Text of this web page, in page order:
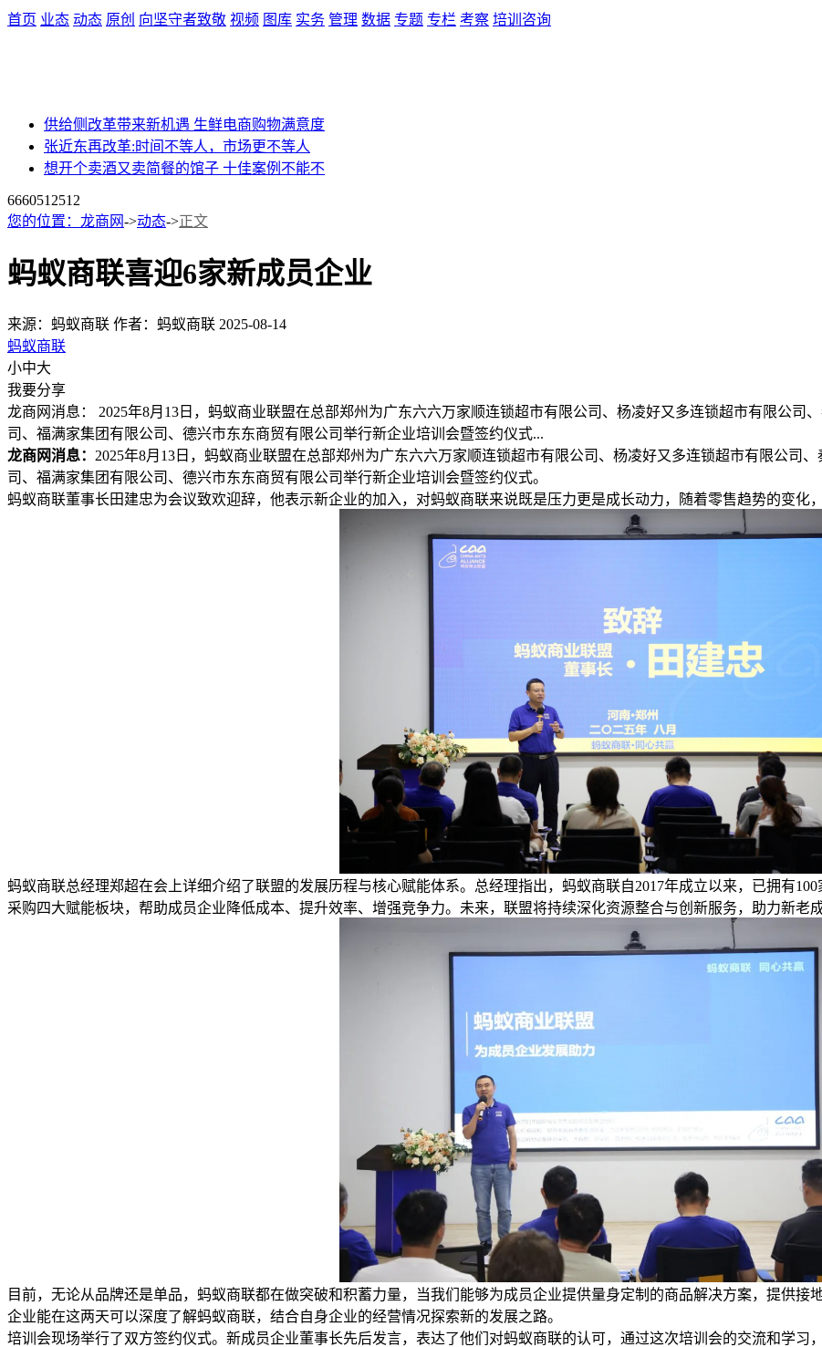
首页 业态 动态 原创 向坚守者致敬 视频 图库 实务 管理 数据 专题 专栏 考察 培训咨询
供给侧改革带来新机遇 生鲜电商购物满意度
张近东再改革:时间不等人，市场更不等人
想开个卖酒又卖简餐的馆子 十佳案例不能不
6660512512
您的位置： 龙商网->动态->正文
蚂蚁商联喜迎6家新成员企业
来源：蚂蚁商联 作者：蚂蚁商联 2025-08-14
蚂蚁商联
小中大
我要分享
龙商网消息： 2025年8月13日，蚂蚁商业联盟在总部郑州为广东六六万家顺连锁超市有限公司、杨凌好又多连锁超市有限公司
司、福满家集团有限公司、德兴市东东商贸有限公司举行新企业培训会暨签约仪式...
龙商网消息： 2025年8月13日，蚂蚁商业联盟在总部郑州为广东六六万家顺连锁超市有限公司、杨凌好又多连锁超市有限公司
司、福满家集团有限公司、德兴市东东商贸有限公司举行新企业培训会暨签约仪式。
蚂蚁商联董事长田建忠为会议致欢迎辞，他表示新企业的加入，对蚂蚁商联来说既是压力更是成长动力，随着零售趋势的变化
蚂蚁商联总经理郑超在会上详细介绍了联盟的发展历程与核心赋能体系。总经理指出，蚂蚁商联自2017年成立以来，已拥有
采购四大赋能板块，帮助成员企业降低成本、提升效率、增强竞争力。未来，联盟将持续深化资源整合与创新服务，助力新老
目前，无论从品牌还是单品，蚂蚁商联都在做突破和积蓄力量，当我们能够为成员企业提供量身定制的商品解决方案，提供
企业能在这两天可以深度了解蚂蚁商联，结合自身企业的经营情况探索新的发展之路。
培训会现场举行了双方签约仪式。新成员企业董事长先后发言，表达了他们对蚂蚁商联的认可，通过这次培训会的交流和学